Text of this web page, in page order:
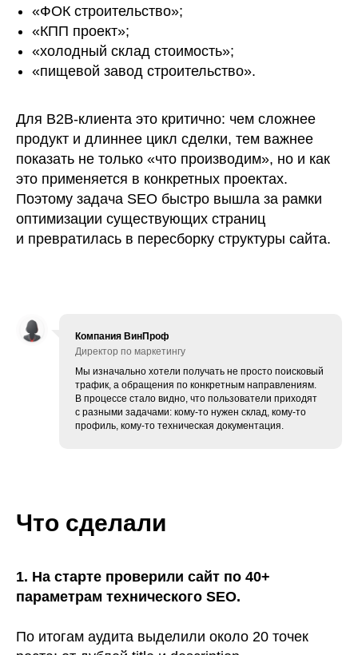
«ФОК строительство»;
«КПП проект»;
«холодный склад стоимость»;
«пищевой завод строительство».
Для B2B-клиента это критично: чем сложнее
продукт и длиннее цикл сделки, тем важнее
показать не только «что производим», но и как
это применяется в конкретных проектах.
Поэтому задача SEO быстро вышла за рамки
оптимизации существующих страниц
и превратилась в пересборку структуры сайта.
Компания ВинПроф
Директор по маркетингу
Мы изначально хотели получать не просто поисковый
трафик, а обращения по конкретным направлениям.
В процессе стало видно, что пользователи приходят
с разными задачами: кому-то нужен склад, кому-то
профиль, кому-то техническая документация.
Что сделали
1. На старте проверили сайт по 40+
параметрам технического SEO.
По итогам аудита выделили около 20 точек